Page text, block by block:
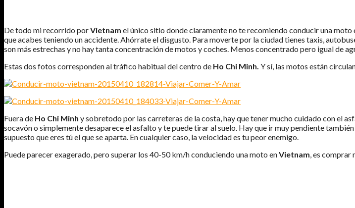
De todo mi recorrido porVietnam el único sitio donde claramente no te recomiendo conducir una moto
que acabes teniendo un accidente. Ahórrate el disgusto. Para moverte por la ciudad tienes taxis,
son más estrechas y no hay tanta concentración de motos y coches. Menos concentrado pero igual de
Estas dos fotos corresponden al tráfico habitual del centro de Ho Chi Minh. Y sí, las motos están
Fuera de Ho Chi Minh y sobretodo por las carreteras de la costa, hay que tener mucho cuidado con el
socavón o simplemente desaparece el asfalto y te puede tirar al suelo. Hay que ir muy pendiente
supuesto que eres tú el que se aparta. En cualquier caso, la velocidad es tu peor enemigo.
Puede parecer exagerado, pero superar los 40-50 km/h conduciendo una moto enVietnam, es comprar